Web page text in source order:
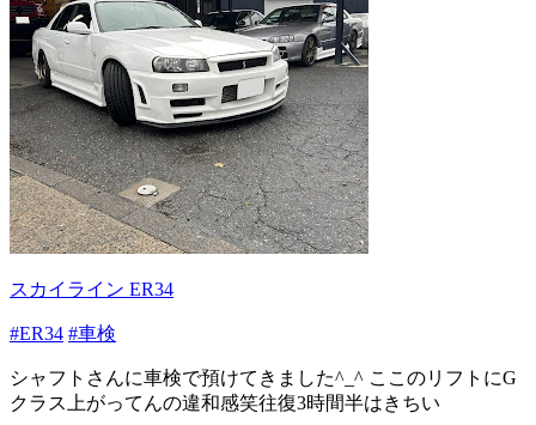
スカイライン ER34
#ER34 #車検
シャフトさんに車検で預けてきました^_^ ここのリフトにG
クラス上がってんの違和感笑往復3時間半はきちい